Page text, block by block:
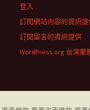
登入
訂閱網站內容的資訊提
訂閱留言的資訊提供
WordPress.org 台灣繁